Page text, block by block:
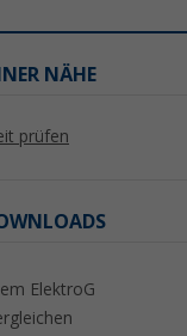
NÄHE
prüfen
ElektroG
19,99€
UVP 29,99 €